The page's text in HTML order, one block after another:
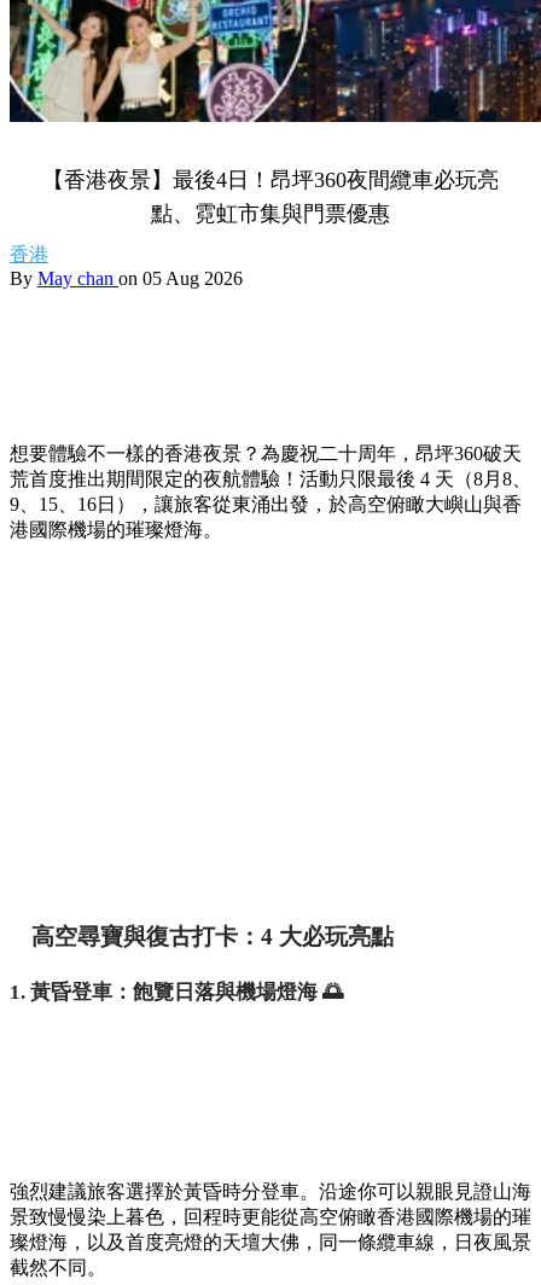
【香港夜景】最後4日！昂坪360夜間纜車必玩亮
點、霓虹市集與門票優惠
香港
By May chan on 05 Aug 2026
想要體驗不一樣的香港夜景？為慶祝二十周年，昂坪360破天
荒首度推出期間限定的夜航體驗！活動只限最後 4 天（8月8、
9、15、16日），讓旅客從東涌出發，於高空俯瞰大嶼山與香
港國際機場的璀璨燈海。
高空尋寶與復古打卡：4 大必玩亮點
1. 黃昏登車：飽覽日落與機場燈海 🌅
強烈建議旅客選擇於黃昏時分登車。沿途你可以親眼見證山海
景致慢慢染上暮色，回程時更能從高空俯瞰香港國際機場的璀
璨燈海，以及首度亮燈的天壇大佛，同一條纜車線，日夜風景
截然不同。